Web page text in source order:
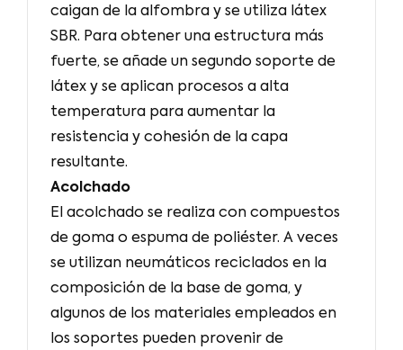
caigan de la alfombra y se utiliza látex
SBR. Para obtener una estructura más
fuerte, se añade un segundo soporte de
látex y se aplican procesos a alta
temperatura para aumentar la
resistencia y cohesión de la capa
resultante.
Acolchado
El acolchado se realiza con compuestos
de goma o espuma de poliéster. A veces
se utilizan neumáticos reciclados en la
composición de la base de goma, y
algunos de los materiales empleados en
los soportes pueden provenir de